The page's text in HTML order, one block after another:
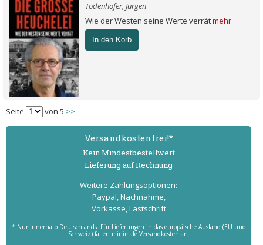
Todenhöfer, Jürgen
Wie der Westen seine Werte verrätmehr
In den Korb
Seite von 5 >>
Versand­kostenfrei!*
Kein Mindest­bestell­wert
Lieferung auf Rechnung
Weitere Zahlungs­optionen:
Paypal, Nachnahme,
Vorkasse, Lastschrift
* Nur innerhalb Deutschlands. Für Lieferungen in das europäische Ausland (EU und
Schweiz) fallen minimale Versandkosten an.